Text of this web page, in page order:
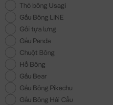
Thỏ bông Usagi
Gấu Bông LINE
Gối tựa lưng
Gấu Panda
Chuột Bông
Hổ Bông
Gấu Bear
Gấu Bông Pikachu
Gấu Bông Hải Cẩu